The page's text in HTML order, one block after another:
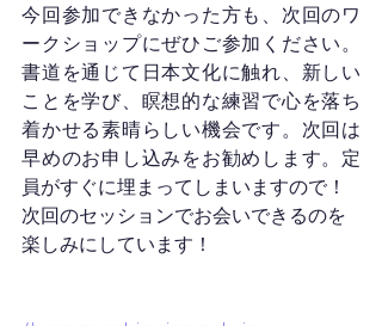
今回参加できなかった方も、次回のワ
ークショップにぜひご参加ください。
書道を通じて日本文化に触れ、新しい
ことを学び、瞑想的な練習で心を落ち
着かせる素晴らしい機会です。次回は
早めのお申し込みをお勧めします。定
員がすぐに埋まってしまいますので！
次回のセッションでお会いできるのを
楽しみにしています！